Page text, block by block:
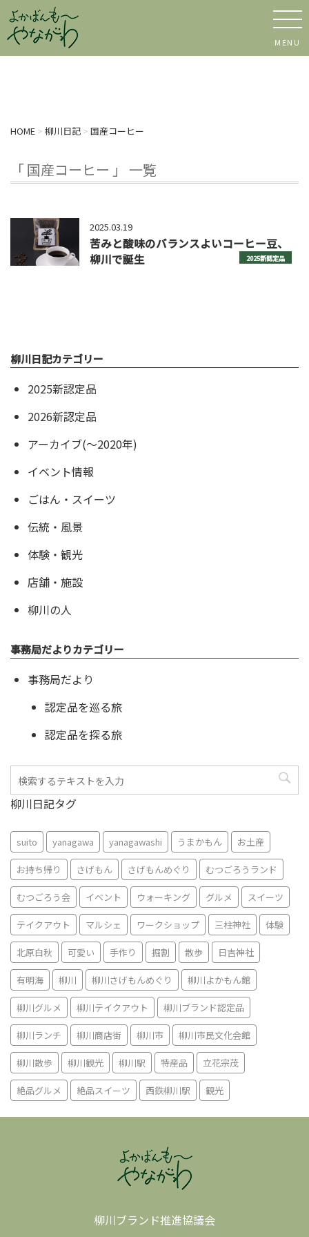
MENU
HOME > 柳川日記 > 国産コーヒー
「 国産コーヒー 」 一覧
2025.03.19
苦みと酸味のバランスよいコーヒー豆、
柳川で誕生
2025新認定品
柳川日記カテゴリー
2025新認定品
2026新認定品
アーカイブ(〜2020年)
イベント情報
ごはん・スイーツ
伝統・風景
体験・観光
店舗・施設
柳川の人
事務局だよりカテゴリー
事務局だより
認定品を巡る旅
認定品を探る旅
柳川日記タグ
suito yanagawa yanagawashi うまかもん お土産
お持ち帰り さげもん さげもんめぐり むつごろうランド
むつごろう会 イベント ウォーキング グルメ スイーツ
テイクアウト マルシェ ワークショップ 三柱神社 体験
北原白秋 可愛い 手作り 掘割 散歩 日吉神社
有明海 柳川 柳川さげもんめぐり 柳川よかもん館
柳川グルメ 柳川テイクアウト 柳川ブランド認定品
柳川ランチ 柳川商店街 柳川市 柳川市民文化会館
柳川散歩 柳川観光 柳川駅 特産品 立花宗茂
絶品グルメ 絶品スイーツ 西鉄柳川駅 観光
柳川ブランド推進協議会